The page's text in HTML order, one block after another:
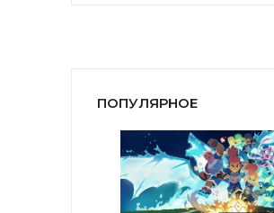
ПОПУЛЯРНОЕ